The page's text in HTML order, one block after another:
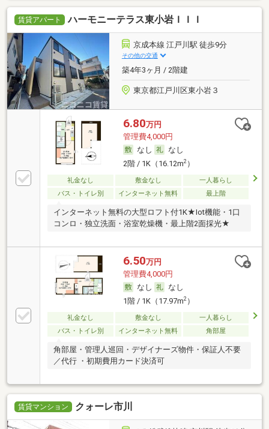
賃貸アパート ハーモニーテラス東小岩ＩＩＩ
京成本線 江戸川駅 徒歩9分
その他の交通
築4年3ヶ月 / 2階建
東京都江戸川区東小岩３
6.80万円
管理費4,000円
なし
なし
2階 / 1K（16.12m2）
礼金なし 敷金なし
一人暮らし
バス・トイレ別
インターネット無料 最上階
インターネット無料の大型ロフト付1K★Iot機能・1口
コンロ・独立洗面・浴室乾燥機・最上階2面採光★
6.50万円
管理費4,000円
なし
なし
1階 / 1K（17.97m2）
礼金なし 敷金なし
一人暮らし
バス・トイレ別
インターネット無料 角部屋
角部屋・管理人巡回・デザイナーズ物件・保証人不要
／代行 ・初期費用カード決済可
賃貸マンション クォーレ市川